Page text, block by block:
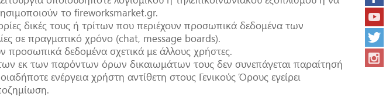
το fireworksmarket.gr.
δικές τους ή τρίτων που περιέχουν προσωπικά δεδομένα των
σε πραγματικό χρόνο (chat, message boards).
δεδομένα σχετικά με άλλους χρήστες.
εκ των παρόντων όρων δικαιωμάτων τους δεν συνεπάγεται παραίτησή
ενέργεια χρήστη αντίθετη στους Γενικούς Όρους εγείρει